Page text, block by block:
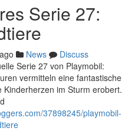
Serie 27:
News
Discuss
Serie 27 von Playmobil:
vermitteln eine fantastische
im Sturm erobert.
37898245/playmobil-